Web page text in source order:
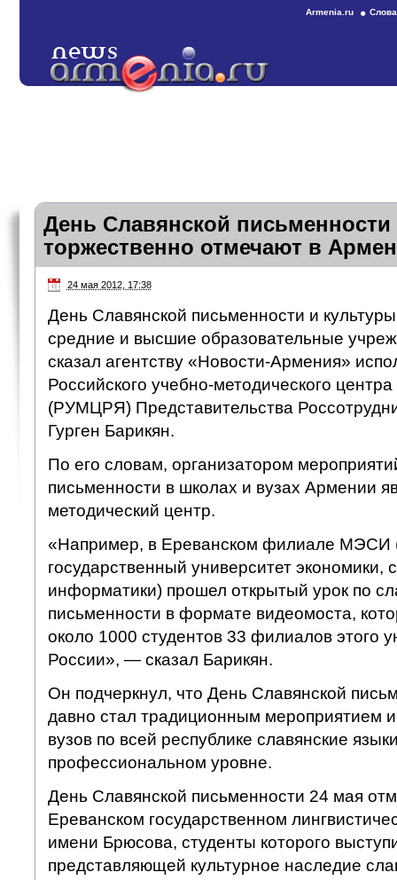
Armenia.ru
День Славянской письменности
торжественно отмечают в
24 мая 2012, 17:38
День Славянской письменности и
средние и высшие образовательные
сказал агентству «Новости-Армения»
Российского учебно-методического центра
(РУМЦРЯ) Представительства
Гурген Барикян.
По его словам, организатором
письменности в школах и вузах Армении
методический центр.
«Например, в Ереванском филиале МЭСИ
государственный университет экономики,
информатики) прошел открытый урок по
письменности в формате видеомоста,
около 1000 студентов 33 филиалов этого
России», — сказал Барикян.
Он подчеркнул, что День Славянской
давно стал традиционным мероприятием
вузов по всей республике славянские
профессиональном уровне.
День Славянской письменности 24 мая
Ереванском государственном
имени Брюсова, студенты которого
представляющей культурное наследие